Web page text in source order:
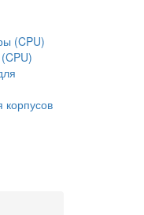
корпусов